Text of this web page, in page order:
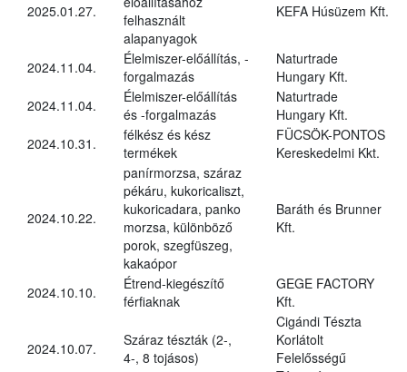
2025.01.27.
felhasznált
alapanyagok
KEFA Húsüzem Kft.
2024.11.04.
Élelmiszer-előállítás, -
forgalmazás
Naturtrade
Hungary Kft.
2024.11.04.
Élelmiszer-előállítás
és -forgalmazás
Naturtrade
Hungary Kft.
2024.10.31.
félkész és kész
termékek
FÜCSÖK-PONTOS
Kereskedelmi Kkt.
2024.10.22.
panírmorzsa, száraz
pékáru, kukoricaliszt,
kukoricadara, panko
morzsa, különböző
porok, szegfüszeg,
kakaópor
Baráth és Brunner
Kft.
2024.10.10.
Étrend-kiegészítő
férfiaknak
GEGE FACTORY
Kft.
2024.10.07.
Száraz tészták (2-,
4-, 8 tojásos)
Cigándi Tészta
Korlátolt
Felelősségű